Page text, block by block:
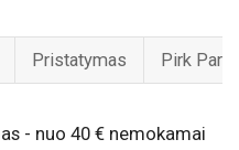
Pristatymas Pirk
- nuo 40 € nemokamai